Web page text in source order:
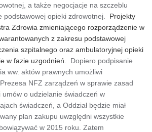
a także negocjacje na szczeblu
podstawowej opieki zdrowotnej. Projekty
Zdrowia zmieniającego rozporządzenie w
z zakresu podstawowej
szpitalnego oraz ambulatoryjnej opieki
w fazie uzgodnień.
Dopiero podpisanie
ww. aktów prawnych umożliwi
NFZ zarządzeń w sprawie zasad
o udzielanie świadczeń w
świadczeń, a Oddział będzie miał
plan zakupu uwzględni wszystkie
w 2015 roku. Zatem